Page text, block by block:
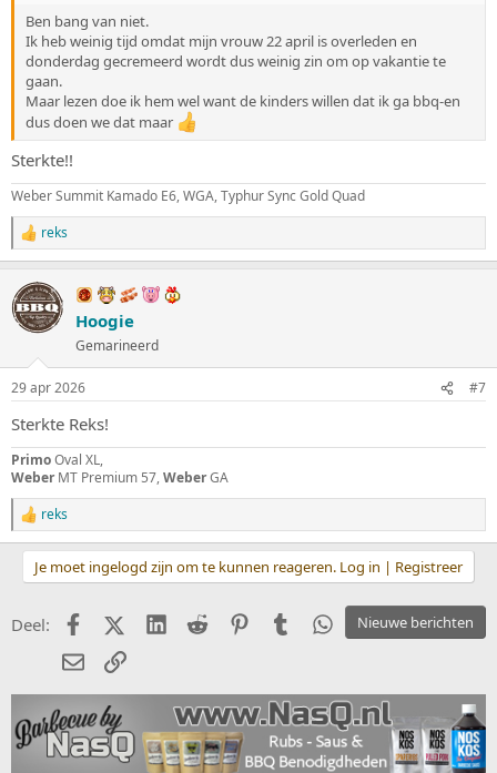
Ben bang van niet.
Ik heb weinig tijd omdat mijn vrouw 22 april is overleden en
donderdag gecremeerd wordt dus weinig zin om op vakantie te
gaan.
Maar lezen doe ik hem wel want de kinders willen dat ik ga bbq-en
dus doen we dat maar
Sterkte!!
Weber Summit Kamado E6, WGA, Typhur Sync Gold Quad
W
a
r
d
e
i
n
g
e
n
:
reks
Hoogie
Gemarineerd
29 apr 2026 #7
Sterkte Reks!
PrimoOval XL,
Weber MT Premium 57,WeberGA
W
a
a
r
e
n
:
reks
Je moet ingelogd zijn om te kunnen reageren. Log in | Registreer
Nieuwe berichten
Deel: FacebookX (Twitter)
LinkedIn
Reddit PinterestTumblrWhatsApp
E-mailkoppeling